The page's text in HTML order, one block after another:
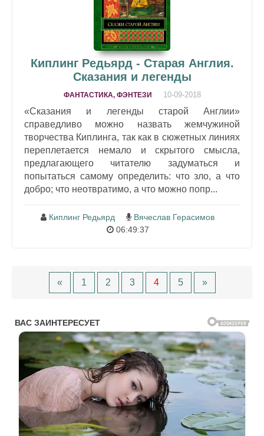
Киплинг Редьярд - Старая Англия.
Сказания и легенды
ФАНТАСТИКА, ФЭНТЕЗИ 10-09-2018
«Сказания и легенды старой Англии»
справедливо можно назвать жемчужиной
творчества Киплинга, так как в сюжетных линиях
переплетается немало и скрытого смысла,
предлагающего читателю задуматься и
попытаться самому определить: что зло, а что
добро; что неотвратимо, а что можно попр...
Киплинг Редьярд
Вячеслав Герасимов
06:49:37
« 1 2 3 4 5 »